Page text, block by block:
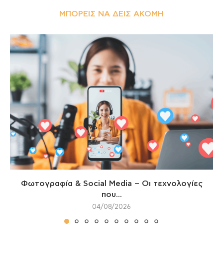
ΜΠΟΡΕΊΣ ΝΑ ΔΕΙΣ ΑΚΌΜΗ
Φωτογραφία & Social Media – Οι τεχνολογίες
που...
04/08/2026